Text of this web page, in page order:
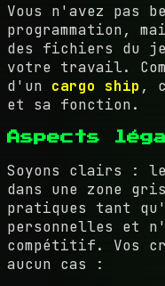
Vous n'avez pas
programmation,
des fichiers du
votre travail.
d'un cargo ship ,
et sa fonction.
Aspects
Soyons clairs :
dans une zone
pratiques tant
personnelles et
compétitif. Vos
aucun cas :